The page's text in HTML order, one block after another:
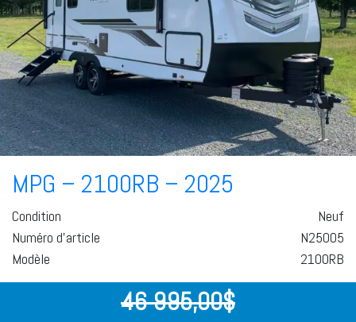
MPG – 2100RB – 2025
Condition
Neuf
Numéro d'article
N25005
Modèle
2100RB
46 995,00$